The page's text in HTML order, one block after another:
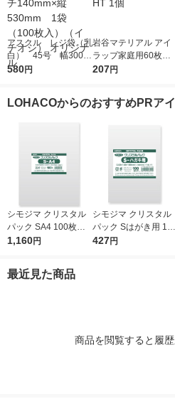
アスクル レジ袋（乳
白） 45号 幅300m
m×マチ140mm×縦53
リジナル
580円
岩谷マテリアル アイ
ラップ家庭用60枚入
り I-WRAP-HT 1個
207円
LOHACOからのおすすめPRア
シモジマ クリスタル
パック SA4 100枚入 6
739200 1袋(100枚入)
1,160円
シモジマ クリスタル
パック Sはがき用 100
枚入 6751700 1袋(10
427円
最近見た商品
商品を閲覧すると履